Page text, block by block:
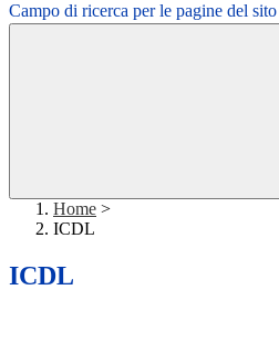
Campo di ricerca per le pagine del sito
Home >
ICDL
ICDL